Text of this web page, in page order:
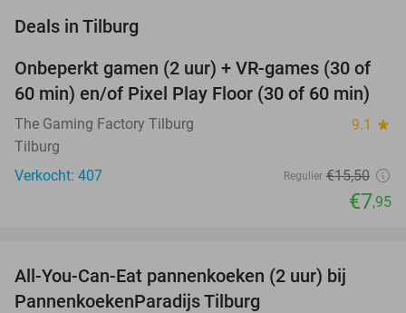
Deals in Tilburg
49%
Onbeperkt gamen (2 uur) + VR-games (30 of
60 min) en/of Pixel Play Floor (30 of 60 min)
The Gaming Factory Tilburg 9.1 star
Tilburg
Verkocht: 407
Regulier €15,50
€7,95
All-You-Can-Eat pannenkoeken (2 uur) bij
PannenkoekenParadijs Tilburg